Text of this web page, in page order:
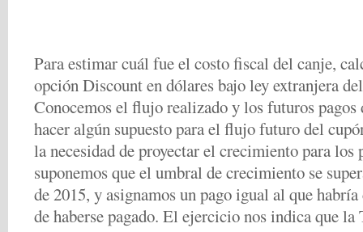
Para estimar cuál fue el costo fiscal del canje,
opción Discount en dólares bajo ley extranjera
Conocemos el flujo realizado y los futuros pagos
hacer algún supuesto para el flujo futuro del
la necesidad de proyectar el crecimiento para los
suponemos que el umbral de crecimiento se
de 2015, y asignamos un pago igual al que
de haberse pagado. El ejercicio nos indica que